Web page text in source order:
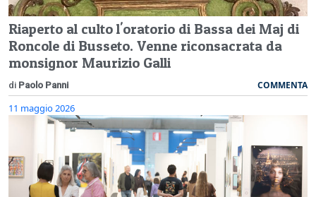
Riaperto al culto l'oratorio di Bassa dei Maj di
Roncole di Busseto. Venne riconsacrata da
monsignor Maurizio Galli
di Paolo Panni COMMENTA
11 maggio 2026